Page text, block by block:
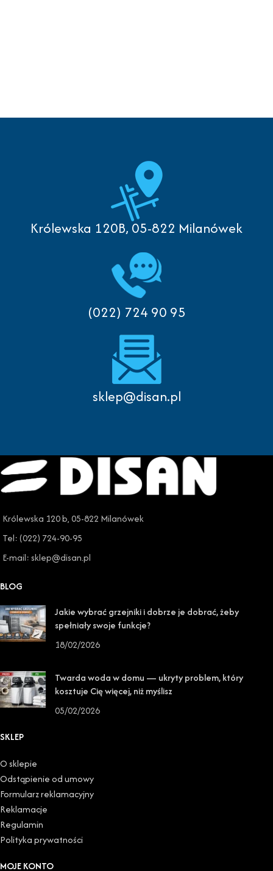
Królewska 120B, 05-822 Milanówek
(022) 724 90 95
sklep@disan.pl
Królewska 120 b, 05-822 Milanówek
Tel: (022) 724-90-95
E-mail: sklep@disan.pl
BLOG
Jakie wybrać grzejniki i dobrze je dobrać, żeby
spełniały swoje funkcje?
18/02/2026
Twarda woda w domu — ukryty problem, który
kosztuje Cię więcej, niż myślisz
05/02/2026
SKLEP
O sklepie
Odstąpienie od umowy
Formularz reklamacyjny
Reklamacje
Regulamin
Polityka prywatności
MOJE KONTO